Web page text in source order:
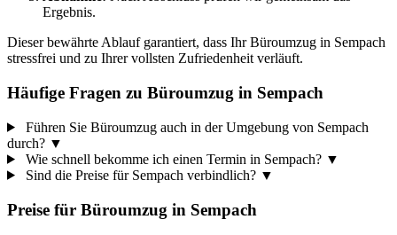
Ergebnis.
Dieser bewährte Ablauf garantiert, dass Ihr Büroumzug in Sempach
stressfrei und zu Ihrer vollsten Zufriedenheit verläuft.
Häufige Fragen zu Büroumzug in Sempach
Führen Sie Büroumzug auch in der Umgebung von Sempach
durch? ▼
Wie schnell bekomme ich einen Termin in Sempach? ▼
Sind die Preise für Sempach verbindlich? ▼
Preise für Büroumzug in Sempach